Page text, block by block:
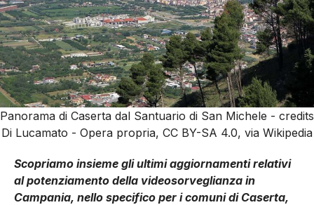
Panorama di Caserta dal Santuario di San Michele - credits
Di Lucamato - Opera propria, CC BY-SA 4.0, via Wikipedia
Scopriamo insieme gli ultimi aggiornamenti relativi
al potenziamento della videosorveglianza in
Campania, nello specifico per i comuni di Caserta,